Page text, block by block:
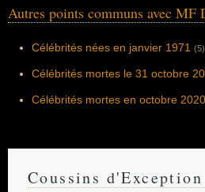
Autres points communs avec MF
Célébrités nées en janvier 1971 (5)
Célébrités mortes le 31 octobre
Célébrités mortes en octobre 2020
Coussins d'Exception